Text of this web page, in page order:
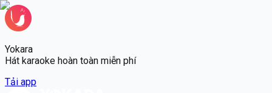
Yokara
Hát karaoke hoàn toàn miễn phí
Tải app